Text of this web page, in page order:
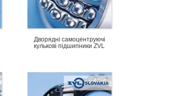
Дворядні самоцентруючі
кулькові підшипники ZVL